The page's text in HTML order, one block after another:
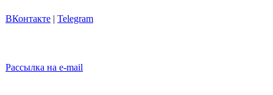
ВКонтакте | Telegram
Рассылка на e-mail